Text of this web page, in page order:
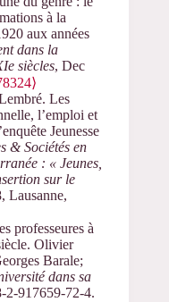
à la
aux années
dans la
siècles, Dec
Les
l’emploi et
Jeunesse
& Sociétés en
: « Jeunes,
sur le
Lausanne,
professeures à
Olivier
Barale;
dans sa
2-917659-72-4.